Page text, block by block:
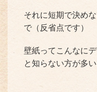
それに短期で決め
で（反省点です）
壁紙ってこんなに
と知らない方が多い